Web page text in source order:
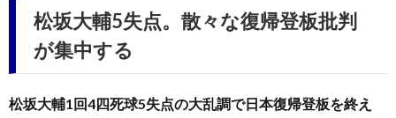
松坂大輔5失点。散々な復帰登板批判
が集中する
松坂大輔1回4四死球5失点の大乱調で日本復帰登板を終え